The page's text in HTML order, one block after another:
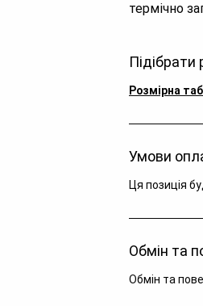
термічно
Підібрати
Розмірна
Умови
Ця позиція
Обмін та
Обмін та